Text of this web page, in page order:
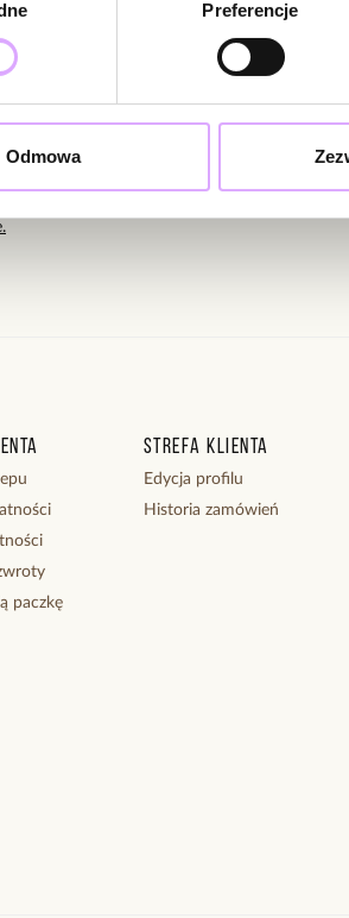
Preferencje
Odmowa
z nowościami i promocjami!
paczkę
Strefa klienta
Edycja profilu
Historia zamówień